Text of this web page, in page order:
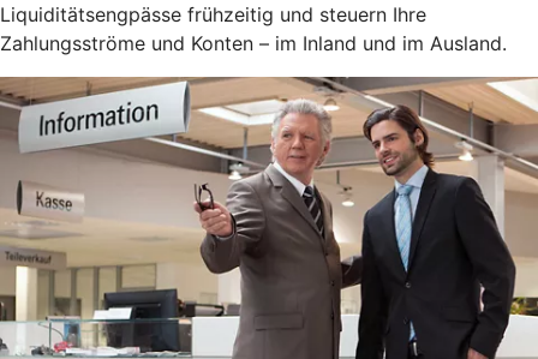
Liquiditätsengpässe frühzeitig und steuern Ihre
Zahlungsströme und Konten – im Inland und im Ausland.